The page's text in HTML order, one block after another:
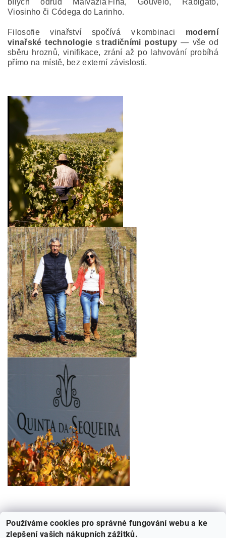
bílých odrůd Malvazia Fina, Gouveio, Rabigato,
Viosinho či Códega do Larinho.
Filosofie vinařství spočívá v kombinaci moderní
vinařské technologiestradičními postupy — vše od
sběru hroznů, vinifikace, zrání až po lahvování probíhá
přímo na místě, bez externí závislosti.
Používáme cookies pro správné fungování webu a ke
zlepšení vašich nákupních zážitků.